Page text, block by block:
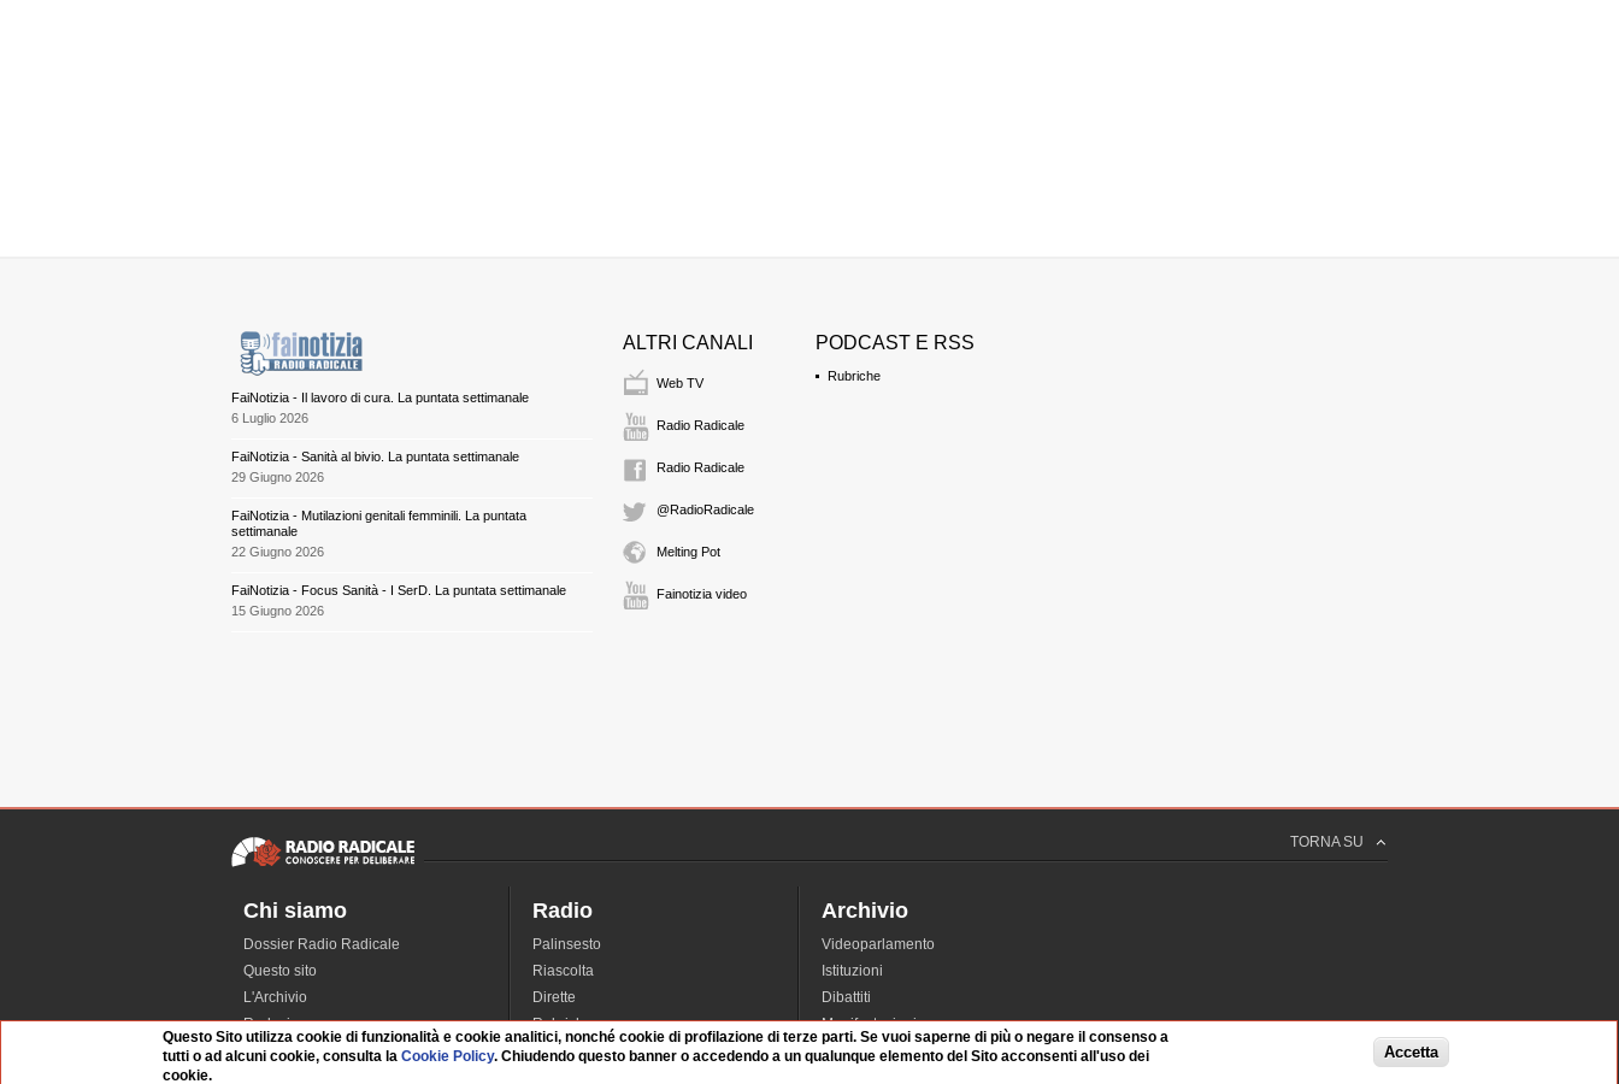
FaiNotizia - Il lavoro di cura. La puntata settimanale
6 Luglio 2026
FaiNotizia - Sanità al bivio. La puntata settimanale
29 Giugno 2026
FaiNotizia - Mutilazioni genitali femminili. La puntata
settimanale
22 Giugno 2026
FaiNotizia - Focus Sanità - I SerD. La puntata settimanale
15 Giugno 2026
ALTRI CANALI
Web TV
Radio Radicale
Radio Radicale
@RadioRadicale
Melting Pot
Fainotizia video
PODCAST E RSS
Rubriche
TORNA SU
Chi siamo
Dossier Radio Radicale
Questo sito
L'Archivio
Redazione
La musica da Requiem
Radio
Palinsesto
Riascolta
Dirette
Rubriche
Interviste
Archivio
Videoparlamento
Istituzioni
Dibattiti
Manifestazioni
Radicali
Questo Sito utilizza cookie di funzionalità e cookie analitici, nonché cookie di profilazione di terze parti. Se vuoi saperne di più o negare il consenso a
tutti o ad alcuni cookie, consulta laCookie Policy. Chiudendo questo banner o accedendo a un qualunque elemento del Sito acconsenti all'uso dei
cookie.
Accetta